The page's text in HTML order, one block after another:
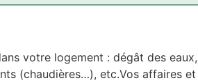
votre logement : dégât des
(chaudières…), etc.Vos affaires